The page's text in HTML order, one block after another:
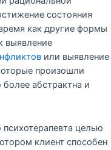
состояния
как другие формы
выявление
или выявление
произошли
абстрактна и
целью
клиент способен